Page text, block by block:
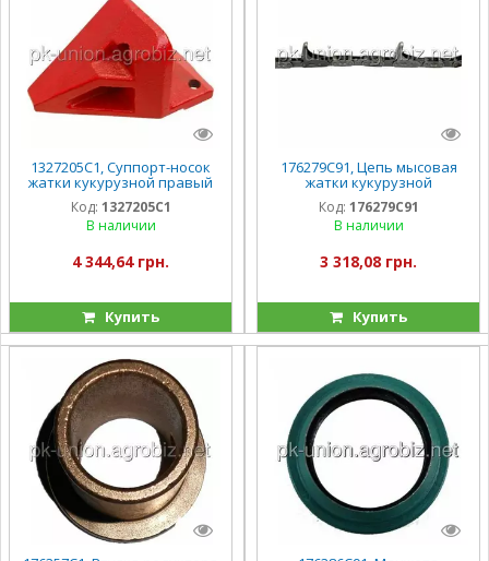
1327205C1, Суппорт-носок
жатки кукурузной правый
1327205С1
Код: 1327205C1
В наличии
4 344,64 грн.
Купить
176279C91, Цепь мысовая
жатки кукурузной
(AN102009), 1083
Код: 176279C91
В наличии
3 318,08 грн.
Купить